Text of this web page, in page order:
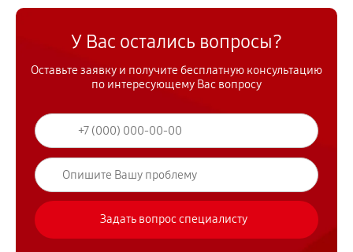
У Вас остались вопросы?
Оставьте заявку и получите бесплатную консультацию
по интересующему Вас вопросу